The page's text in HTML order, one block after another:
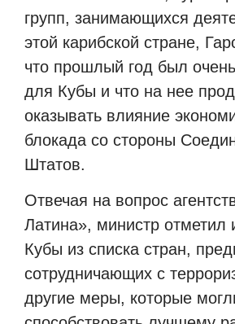
групп, занимающихся
этой карибской стране,
что прошлый год был
для Кубы и что на нее
оказывать влияние
блокада со стороны
Штатов.
Отвечая на вопрос
Латина», министр отметил
Кубы из списка стран,
сотрудничающих с
другие меры, которые